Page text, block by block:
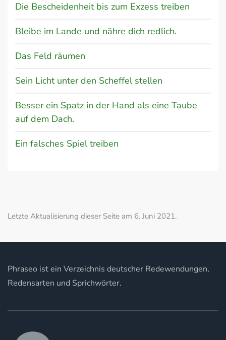
Die Bescheidenheit bis zum Exzess treiben
Bleibe im Lande und nähre dich redlich.
Das Feld räumen
Sein Licht unter den Scheffel stellen
Besser ein Spatz in der Hand als eine Taube
auf dem Dach.
Ein falsches Spiel treiben
Letzte Aktualisierung dieser Seite am 6. Juni 2021.
Phraseo ist ein Verzeichnis deutscher Redewendungen,
Redensarten und Sprichwörter.